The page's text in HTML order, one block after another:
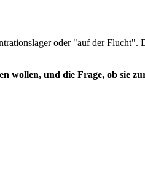
oder "auf der Flucht".
wollen, und die Frage, ob sie